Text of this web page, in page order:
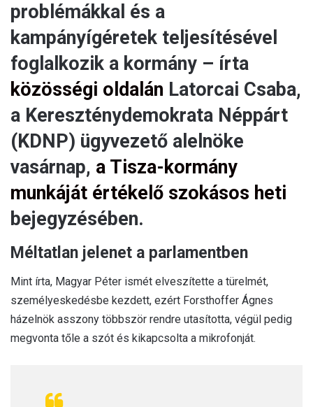
problémákkal és a
kampányígéretek teljesítésével
foglalkozik a kormány – írta
közösségi oldalán Latorcai Csaba,
a Kereszténydemokrata Néppárt
(KDNP) ügyvezető alelnöke
vasárnap, a Tisza-kormány
munkáját értékelő szokásos heti
bejegyzésében.
Méltatlan jelenet a parlamentben
Mint írta, Magyar Péter ismét elveszítette a türelmét,
személyeskedésbe kezdett, ezért Forsthoffer Ágnes
házelnök asszony többször rendre utasította, végül pedig
megvonta tőle a szót és kikapcsolta a mikrofonját.